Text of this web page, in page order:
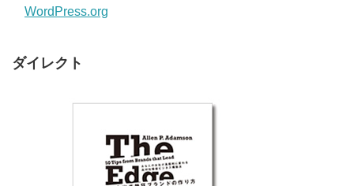
WordPress.org
ダイレクト